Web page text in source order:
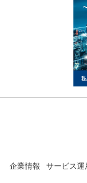
企業情報 サービス運